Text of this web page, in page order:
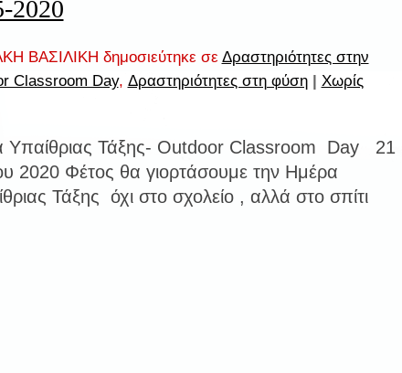
2020
ΒΑΣΙΛΙΚΗ δημοσιεύτηκε σε Δραστηριότητες στην
Classroom Day, Δραστηριότητες στη φύση | Χωρίς
Υπαίθριας Τάξης- Outdoor Classroom Day 21
2020 Φέτος θα γιορτάσουμε την Ημέρα
Τάξης όχι στο σχολείο , αλλά στο σπίτι